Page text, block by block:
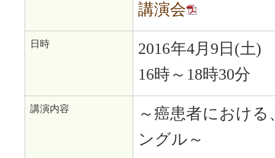
講演会
日時
2016年4月9日(土)
16時～18時30分
講演内容
～癌患者におけ
ングル～